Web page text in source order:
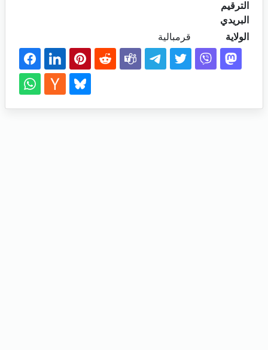
الترقيم
البريدي
الولاية
قرمبالية